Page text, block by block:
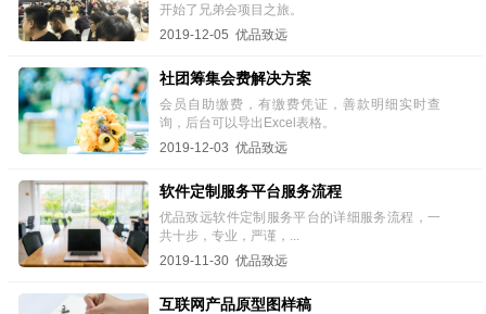
开始了兄弟会项目之旅。
2019-12-05 优品致远
社团筹集会费解决方案
会员自助缴费，有缴费凭证，善款明细实时查
询，后台可以导出Excel表格。
2019-12-03 优品致远
软件定制服务平台服务流程
优品致远软件定制服务平台的详细服务流程，一
共十步，专业，严谨，...
2019-11-30 优品致远
互联网产品原型图样稿